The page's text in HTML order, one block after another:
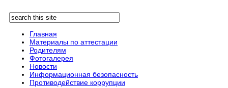
Перейти к основному содержанию
Форма поиска
Поиск
Главная
Материалы по аттестации
Родителям
Фотогалерея
Новости
Информационная безопасность
Противодействие коррупции